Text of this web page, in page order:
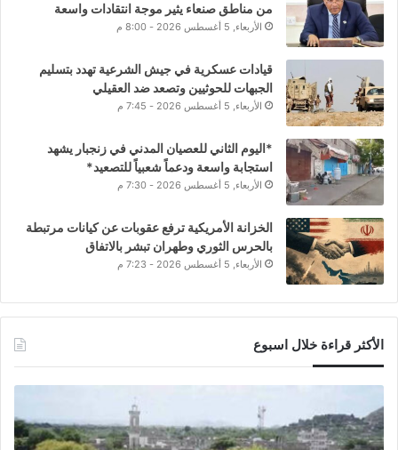
من مناطق صنعاء يثير موجة انتقادات واسعة
الأربعاء, 5 أغسطس 2026 - 8:00 م
قيادات عسكرية في جيش الشرعية تهدد بتسليم
الجبهات للحوثيين وتصعد ضد العقيلي
الأربعاء, 5 أغسطس 2026 - 7:45 م
*اليوم الثاني للعصيان المدني في زنجبار يشهد
استجابة واسعة ودعماً شعبياً للتصعيد*
الأربعاء, 5 أغسطس 2026 - 7:30 م
الخزانة الأمريكية ترفع عقوبات عن كيانات مرتبطة
بالحرس الثوري وطهران تبشر بالاتفاق
الأربعاء, 5 أغسطس 2026 - 7:23 م
الأكثر قراءة خلال اسبوع